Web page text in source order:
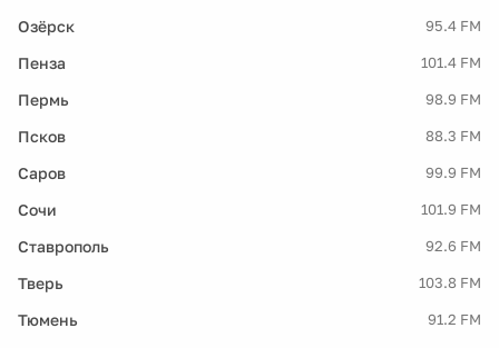
Озёрск 95.4 FM
Пенза 101.4 FM
Пермь 98.9 FM
Псков 88.3 FM
Саров 99.9 FM
Сочи 101.9 FM
Ставрополь 92.6 FM
Тверь 103.8 FM
Тюмень 91.2 FM